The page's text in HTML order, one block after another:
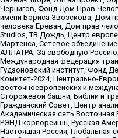
Чернигов, Фонд Дом Прав
имени Бориса Звозскова, Дом
человека Ереван, Дом прав
Studios, ТВ Дождь, Центр
Мартенса, Сетевое
АЛЛАТРА, За свободную Россию,
Международная федерация
Гудзоновский институт, Фонд
Комитет-2024, Центрально-
восточноевропейских и
Сторожевой башни, Библии и
Гражданский Совет, Центр
Академическая сеть Восточная
РЭНД корпорейшн, Русская
Настоящая Россия, Глобальная